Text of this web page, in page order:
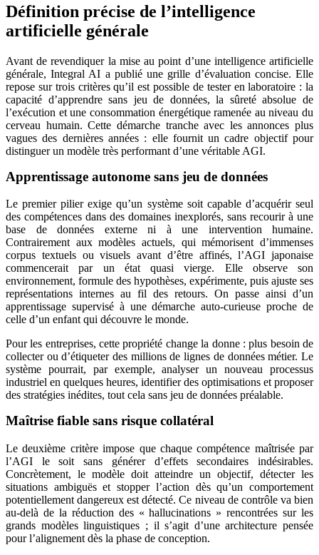
Définition précise de l’intelligence
artificielle générale
Avant de revendiquer la mise au point d’une intelligence artificielle
générale, Integral AI a publié une grille d’évaluation concise. Elle
repose sur trois critères qu’il est possible de tester en laboratoire : la
capacité d’apprendre sans jeu de données, la sûreté absolue de
l’exécution et une consommation énergétique ramenée au niveau du
cerveau humain. Cette démarche tranche avec les annonces plus
vagues des dernières années : elle fournit un cadre objectif pour
distinguer un modèle très performant d’une véritable AGI.
Apprentissage autonome sans jeu de données
Le premier pilier exige qu’un système soit capable d’acquérir seul
des compétences dans des domaines inexplorés, sans recourir à une
base de données externe ni à une intervention humaine.
Contrairement aux modèles actuels, qui mémorisent d’immenses
corpus textuels ou visuels avant d’être affinés, l’AGI japonaise
commencerait par un état quasi vierge. Elle observe son
environnement, formule des hypothèses, expérimente, puis ajuste ses
représentations internes au fil des retours. On passe ainsi d’un
apprentissage supervisé à une démarche auto-curieuse proche de
celle d’un enfant qui découvre le monde.
Pour les entreprises, cette propriété change la donne : plus besoin de
collecter ou d’étiqueter des millions de lignes de données métier. Le
système pourrait, par exemple, analyser un nouveau processus
industriel en quelques heures, identifier des optimisations et proposer
des stratégies inédites, tout cela sans jeu de données préalable.
Maîtrise fiable sans risque collatéral
Le deuxième critère impose que chaque compétence maîtrisée par
l’AGI le soit sans générer d’effets secondaires indésirables.
Concrètement, le modèle doit atteindre un objectif, détecter les
situations ambiguës et stopper l’action dès qu’un comportement
potentiellement dangereux est détecté. Ce niveau de contrôle va bien
au-delà de la réduction des « hallucinations » rencontrées sur les
grands modèles linguistiques ; il s’agit d’une architecture pensée
pour l’alignement dès la phase de conception.